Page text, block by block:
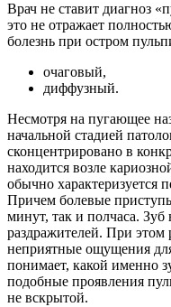
Врач не ставит диагноз
это не отражает
болезнь при остром
очаговый,
диффузный.
Несмотря на пугающее
начальной стадией
сконцентрировано в
находится возле
обычно
Причем болевые
минут, так и полчаса. Зуб
раздражителей. При этом
неприятные ощущения
понимает, какой именно
подобные проявления
не вскрытой.